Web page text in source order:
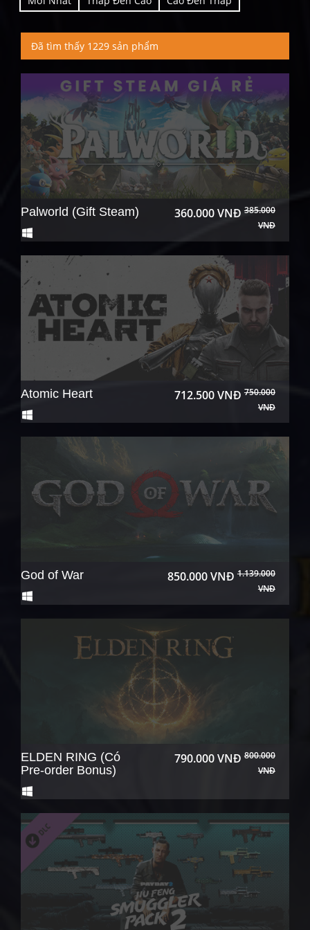
Đã tìm thấy 1229 sản phẩm
Palworld (Gift Steam) 360.000 VNĐ 385.000
VNĐ
Atomic Heart 712.500 VNĐ 750.000
VNĐ
God of War 850.000 VNĐ 1.139.000
VNĐ
ELDEN RING (Có
Pre-order Bonus)
790.000 VNĐ 800.000
VNĐ